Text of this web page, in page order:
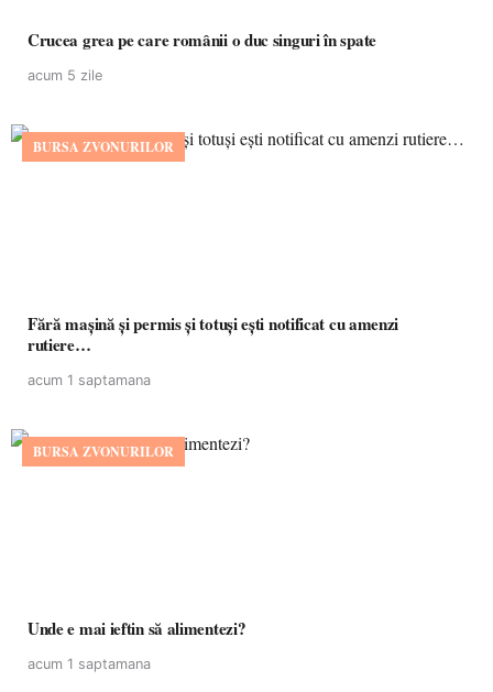
Crucea grea pe care românii o duc singuri în spate
acum 5 zile
BURSA ZVONURILOR
Fără mașină și permis și totuși ești notificat cu amenzi
rutiere…
acum 1 saptamana
BURSA ZVONURILOR
Unde e mai ieftin să alimentezi?
acum 1 saptamana